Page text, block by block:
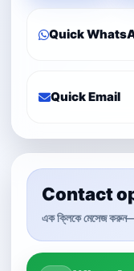
Quick
Quick Email
Contact
এক ক্লিকে মেসেজ